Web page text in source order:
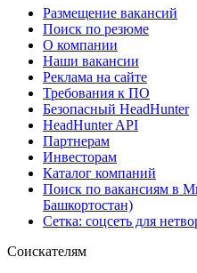
Размещение вакансий
Поиск по резюме
О компании
Наши вакансии
Реклама на сайте
Требования к ПО
Безопасный HeadHunter
HeadHunter API
Партнерам
Инвесторам
Каталог компаний
Поиск по вакансиям в
Башкортостан)
Сетка: соцсеть для
Соискателям